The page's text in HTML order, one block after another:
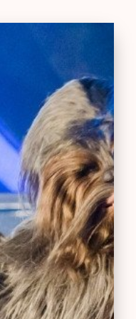
Adventures
Continue